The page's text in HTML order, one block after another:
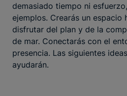
demasiado tiempo ni
ejemplos. Crearás un espacio
disfrutar del plan y de la
de mar. Conectarás con el
presencia. Las siguientes
ayudarán.